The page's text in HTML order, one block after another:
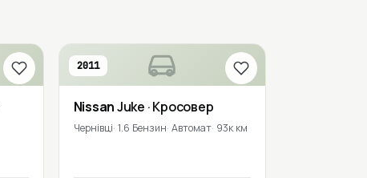
2011
NissanJuke · Кросовер
Чернівці 1.6 Бензин Автомат 93к км